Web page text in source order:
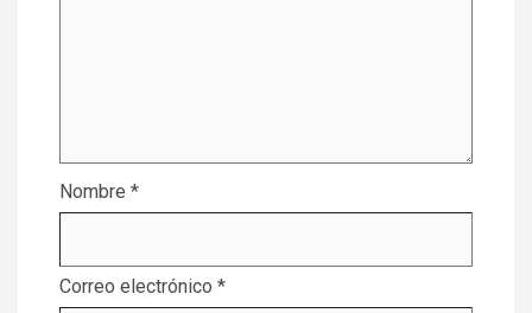
Nombre *
Correo electrónico *